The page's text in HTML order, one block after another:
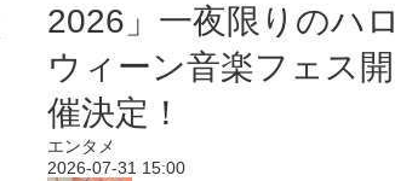
2026」一夜限りのハロ
ウィーン音楽フェス開
催決定！
エンタメ
2026-07-31 15:00